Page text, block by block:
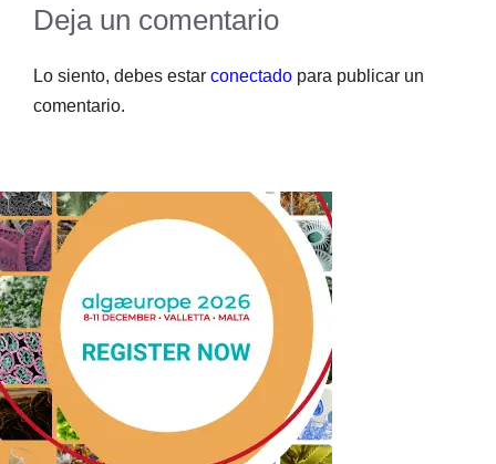
Deja un comentario
Lo siento, debes estar conectado para publicar un
comentario.